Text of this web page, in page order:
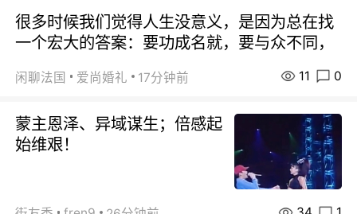
很多时候我们觉得人生没意义，是因为总在找
一个宏大的答案：要功成名就，要与众不同，
闲聊法国 爱尚婚礼 17分钟前 11 0
蒙主恩泽、异域谋生；倍感起
始维艰！